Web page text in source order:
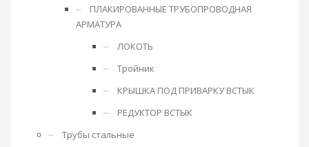
ПЛАКИРОВАННЫЕ ТРУБОПРОВОДНАЯ
АРМАТУРА
ЛОКОТЬ
Тройник
КРЫШКА ПОД ПРИВАРКУ ВСТЫК
РЕДУКТОР ВСТЫК
Трубы стальные